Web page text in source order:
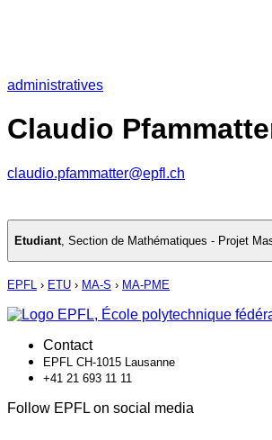
administratives
Claudio
claudio.pfammatter@epfl.ch
Etudiant, Section de Mathématiques - Projet
EPFL › ETU › MA-S › MA-PME
Contact
EPFL CH-1015 Lausanne
+41 21 693 11 11
Follow EPFL on social media